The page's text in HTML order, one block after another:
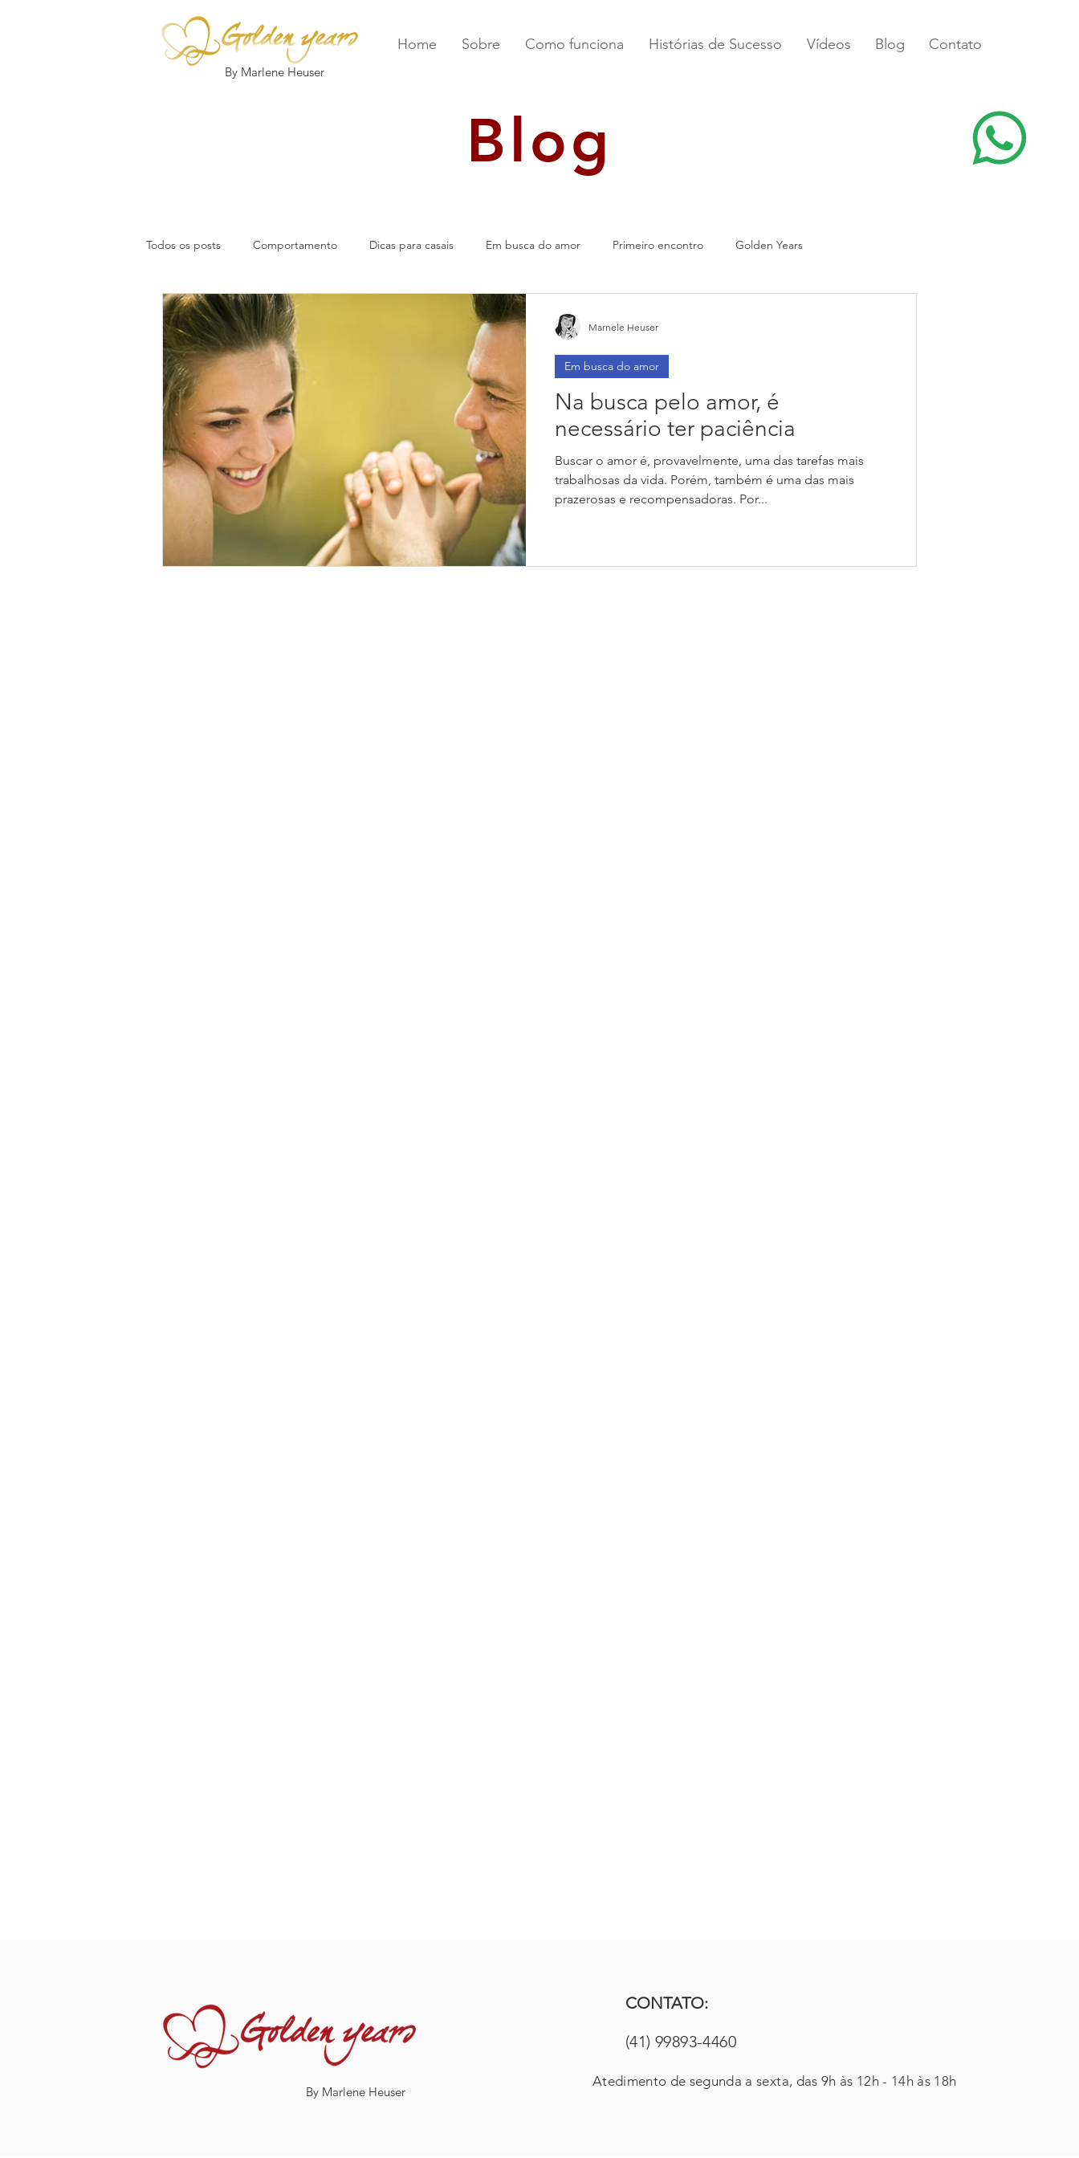
By Marlene Heuser
Home Sobre Como funciona Histórias de Sucesso Vídeos Blog Contato
Blog
Todos os posts Comportamento Dicas para casais Em busca do amor Primeiro encontro Golden Years
Na busca pelo amor, é
necessário ter paciência
Buscar o amor é, provavelmente, uma das tarefas mais
trabalhosas da vida. Porém, também é uma das mais
prazerosas e recompensadoras. Por...
Em busca do amor
Marnele Heuser
By Marlene Heuser
CONTATO:
(41) 99893-4460
Atedimento de segunda a sexta, das 9h às 12h - 14h às 18h